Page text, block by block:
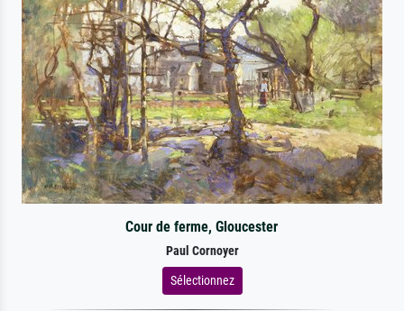
Cour de ferme, Gloucester
Paul Cornoyer
Sélectionnez